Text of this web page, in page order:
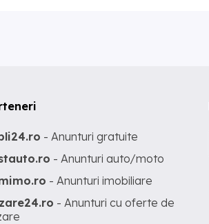
- Anunturi gratuite
- Anunturi auto/moto
- Anunturi imobiliare
- Anunturi cu oferte de